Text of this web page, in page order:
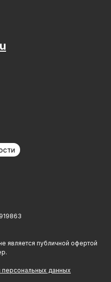
является публичной офертой
персональных данных